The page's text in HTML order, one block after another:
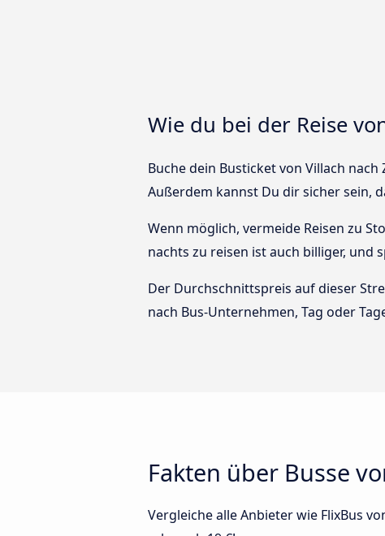
Wie du bei der Reise
Buche dein Busticket von Villach
Außerdem kannst Du dir sicher sein,
Wenn möglich, vermeide Reisen zu
nachts zu reisen ist auch billiger, und
Der Durchschnittspreis auf dieser
nach Bus-Unternehmen, Tag oder
Fakten über Busse
Vergleiche alle Anbieter wie FlixBus